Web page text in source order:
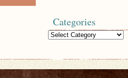
Categories
Categories